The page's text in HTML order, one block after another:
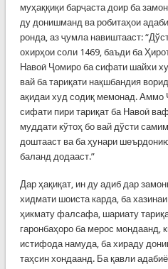
муҳаққиқи барҷаста доир ба
ду донишманд ва робитаҳои
ронда, аз ҷумла навиштааст:
охирҳои соли 1469, баъди ба
Навоӣ Ҷомиро ба сифати шайхи
вай ба тариқати нақшбандия
ақидаи худ содиқ мемонад. Аммо
сифати пири тариқат ба Навоӣ
муддати кўтоҳ бо вай дўсти
доштааст ва ба ҳунари
баланд додааст.”
Дар ҳақиқат, ин ду адиб дар
хидмати шоиста карда, ба
ҳикмату фалсафа, шариату
гаронбаҳоро ба мерос мондаанд,
истифода намуда, ба хираду
таҳсин хондаанд. Ба қавли